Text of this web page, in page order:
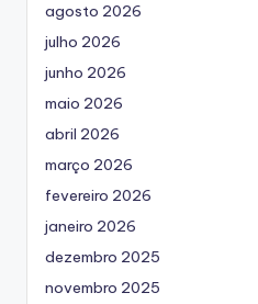
agosto 2026
julho 2026
junho 2026
maio 2026
abril 2026
março 2026
fevereiro 2026
janeiro 2026
dezembro 2025
novembro 2025